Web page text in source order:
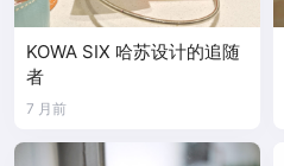
KOWA SIX 哈苏设计的追随
者
7 月前